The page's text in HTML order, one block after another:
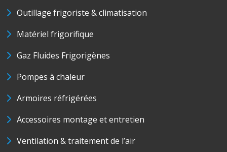
Outillage frigoriste & climatisation
Matériel frigorifique
Gaz Fluides Frigorigènes
Pompes à chaleur
Armoires réfrigérées
Accessoires montage et entretien
Ventilation & traitement de l’air